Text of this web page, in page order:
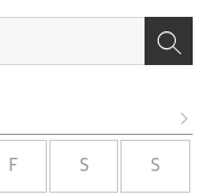
F S S